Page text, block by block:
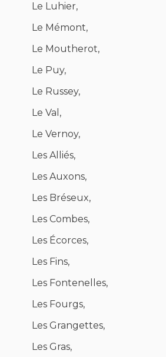
Le Luhier,
Le Mémont,
Le Moutherot,
Le Puy,
Le Russey,
Le Val,
Le Vernoy,
Les Alliés,
Les Auxons,
Les Bréseux,
Les Combes,
Les Écorces,
Les Fins,
Les Fontenelles,
Les Fourgs,
Les Grangettes,
Les Gras,